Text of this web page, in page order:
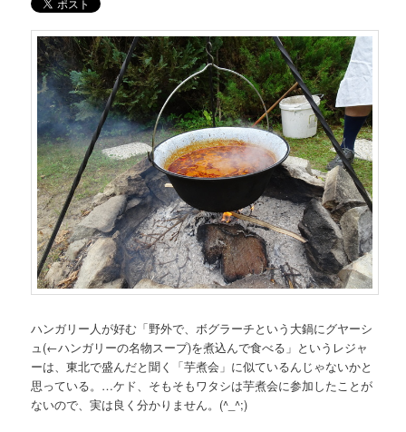
ン
ツ
へ
移
動
ハンガリー人が好む「野外で、ボグラーチという大鍋にグヤーシ
ュ(←ハンガリーの名物スープ)を煮込んで食べる」というレジャ
ーは、東北で盛んだと聞く「芋煮会」に似ているんじゃないかと
思っている。…ケド、そもそもワタシは芋煮会に参加したことが
ないので、実は良く分かりません。(^_^;)